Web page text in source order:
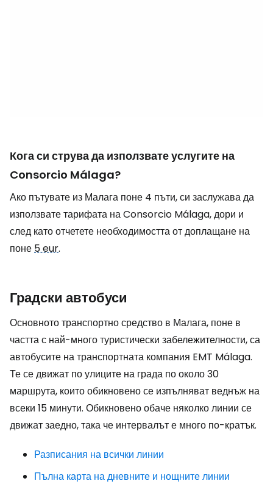
Кога си струва да използвате услугите на
Consorcio Málaga?
Ако пътувате из Малага поне 4 пъти, си заслужава да
използвате тарифата на Consorcio Málaga, дори и
след като отчетете необходимостта от доплащане на
поне5 eur.
Градски автобуси
Основното транспортно средство в Малага, поне в
частта с най-много туристически забележителности, са
автобусите на транспортната компания EMT Málaga.
Те се движат по улиците на града по около 30
маршрута, които обикновено се изпълняват веднъж на
всеки 15 минути. Обикновено обаче няколко линии се
движат заедно, така че интервалът е много по-кратък.
Разписания на всички линии
Пълна карта на дневните и нощните линии